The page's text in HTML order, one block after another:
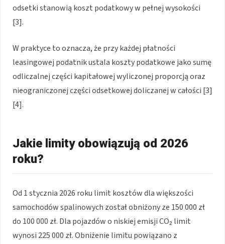
odsetki stanowią koszt podatkowy w pełnej wysokości
[3].
W praktyce to oznacza, że przy każdej płatności
leasingowej podatnik ustala koszty podatkowe jako sumę
odliczalnej części kapitałowej wyliczonej proporcją oraz
nieograniczonej części odsetkowej doliczanej w całości [3]
[4].
Jakie limity obowiązują od 2026
roku?
Od 1 stycznia 2026 roku limit kosztów dla większości
samochodów spalinowych został obniżony ze 150 000 zł
do 100 000 zł. Dla pojazdów o niskiej emisji CO₂ limit
wynosi 225 000 zł. Obniżenie limitu powiązano z